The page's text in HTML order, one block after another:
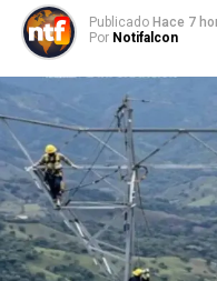
Publicado Hace 7
Por Notifalcon